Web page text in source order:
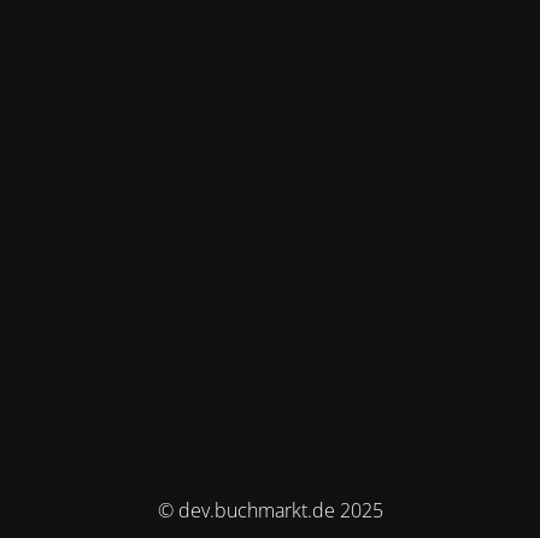
© dev.buchmarkt.de 2025